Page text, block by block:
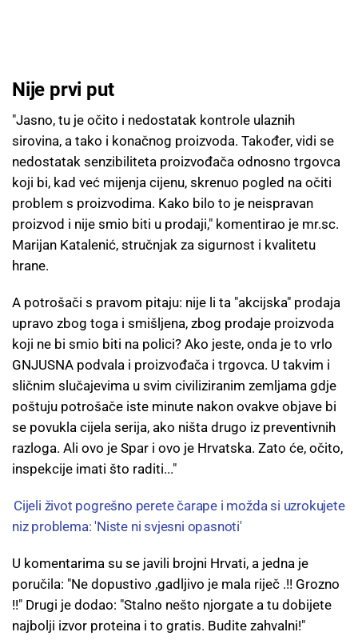
Nije prvi put
"Jasno, tu je očito i nedostatak kontrole ulaznih
sirovina, a tako i konačnog proizvoda. Također, vidi se
nedostatak senzibiliteta proizvođača odnosno trgovca
koji bi, kad već mijenja cijenu, skrenuo pogled na očiti
problem s proizvodima. Kako bilo to je neispravan
proizvod i nije smio biti u prodaji," komentirao je mr.sc.
Marijan Katalenić, stručnjak za sigurnost i kvalitetu
hrane.
A potrošači s pravom pitaju: nije li ta "akcijska" prodaja
upravo zbog toga i smišljena, zbog prodaje proizvoda
koji ne bi smio biti na polici? Ako jeste, onda je to vrlo
GNJUSNA podvala i proizvođača i trgovca. U takvim i
sličnim slučajevima u svim civiliziranim zemljama gdje
poštuju potrošače iste minute nakon ovakve objave bi
se povukla cijela serija, ako ništa drugo iz preventivnih
razloga. Ali ovo je Spar i ovo je Hrvatska. Zato će, očito,
inspekcije imati što raditi..."
Cijeli život pogrešno perete čarape i možda si uzrokujete
niz problema: 'Niste ni svjesni opasnoti'
U komentarima su se javili brojni Hrvati, a jedna je
poručila: "Ne dopustivo ,gadljivo je mala riječ .!! Grozno
!!" Drugi je dodao: "Stalno nešto njorgate a tu dobijete
najbolji izvor proteina i to gratis. Budite zahvalni!"